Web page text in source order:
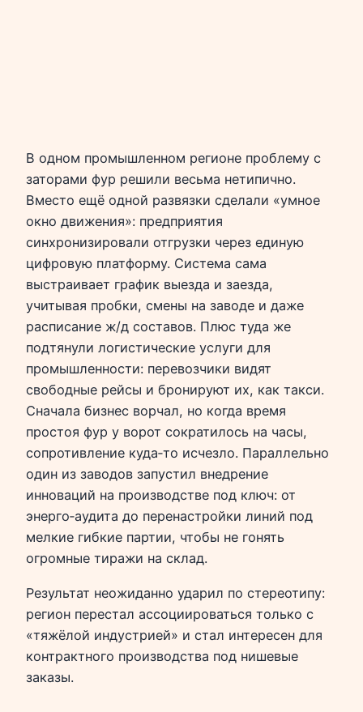
В одном промышленном регионе проблему с
заторами фур решили весьма нетипично.
Вместо ещё одной развязки сделали «умное
окно движения»: предприятия
синхронизировали отгрузки через единую
цифровую платформу. Система сама
выстраивает график выезда и заезда,
учитывая пробки, смены на заводе и даже
расписание ж/д составов. Плюс туда же
подтянули логистические услуги для
промышленности: перевозчики видят
свободные рейсы и бронируют их, как такси.
Сначала бизнес ворчал, но когда время
простоя фур у ворот сократилось на часы,
сопротивление куда‑то исчезло. Параллельно
один из заводов запустил внедрение
инноваций на производстве под ключ: от
энерго‑аудита до перенастройки линий под
мелкие гибкие партии, чтобы не гонять
огромные тиражи на склад.
Результат неожиданно ударил по стереотипу:
регион перестал ассоциироваться только с
«тяжёлой индустрией» и стал интересен для
контрактного производства под нишевые
заказы.